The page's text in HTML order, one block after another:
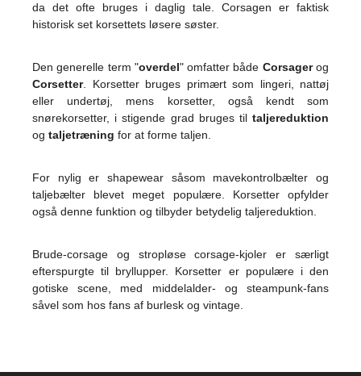
da det ofte bruges i daglig tale. Corsagen er faktisk
historisk set korsettets løsere søster.
Den generelle term "overdel" omfatter både Corsagerog
Corsetter. Korsetter bruges primært som lingeri, nattøj
eller undertøj, mens korsetter, også kendt som
snørekorsetter, i stigende grad bruges til taljereduktion
og taljetræning for at forme taljen.
For nylig er shapewear såsom mavekontrolbælter og
taljebælter blevet meget populære. Korsetter opfylder
også denne funktion og tilbyder betydelig taljereduktion.
Brude-corsage og stropløse corsage-kjoler er særligt
efterspurgte til bryllupper. Korsetter er populære i den
gotiske scene, med middelalder- og steampunk-fans
såvel som hos fans af burlesk og vintage.